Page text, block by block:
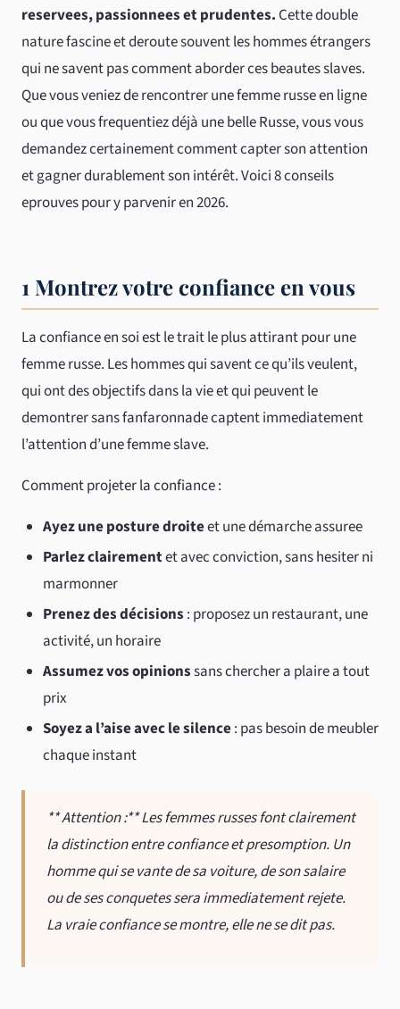
reservees, passionnees et prudentes. Cette double
nature fascine et deroute souvent les hommes étrangers
qui ne savent pas comment aborder ces beautes slaves.
Que vous veniez de rencontrer une femme russe en ligne
ou que vous frequentiez déjà une belle Russe, vous vous
demandez certainement comment capter son attention
et gagner durablement son intérêt. Voici 8 conseils
eprouves pour y parvenir en 2026.
1 Montrez votre confiance en vous
La confiance en soi est le trait le plus attirant pour une
femme russe. Les hommes qui savent ce qu’ils veulent,
qui ont des objectifs dans la vie et qui peuvent le
demontrer sans fanfaronnade captent immediatement
l’attention d’une femme slave.
Comment projeter la confiance :
Ayez une posture droiteet une démarche assuree
Parlez clairementet avec conviction, sans hesiter ni
marmonner
Prenez des décisions : proposez un restaurant, une
activité, un horaire
Assumez vos opinionssans chercher a plaire a tout
prix
Soyez a l’aise avec le silence: pas besoin de meubler
chaque instant
** Attention :** Les femmes russes font clairement
la distinction entre confiance et presomption. Un
homme qui se vante de sa voiture, de son salaire
ou de ses conquetes sera immediatement rejete.
La vraie confiance se montre, elle ne se dit pas.